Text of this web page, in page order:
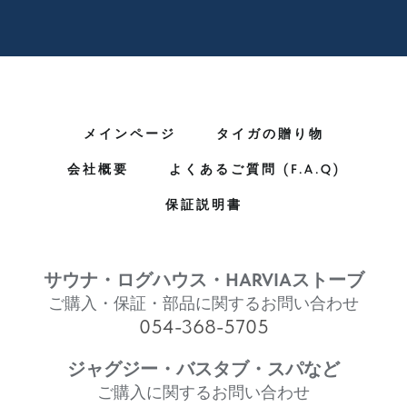
メインページ タイガの贈り物
会社概要 よくあるご質問 (F.A.Q)
保証説明書
サウナ・ログハウス・HARVIAストーブ
ご購入・保証・部品に関するお問い合わせ
054-368-5705
ジャグジー・バスタブ・スパなど
ご購入に関するお問い合わせ